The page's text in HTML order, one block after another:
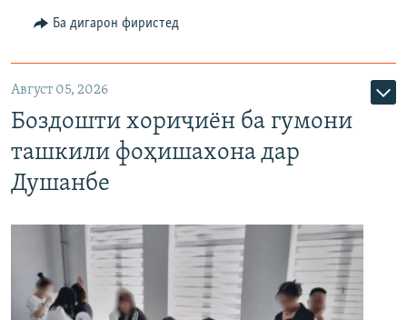
Ба дигарон фиристед
Август 05, 2026
Боздошти хориҷиён ба гумони
ташкили фоҳишахона дар
Душанбе